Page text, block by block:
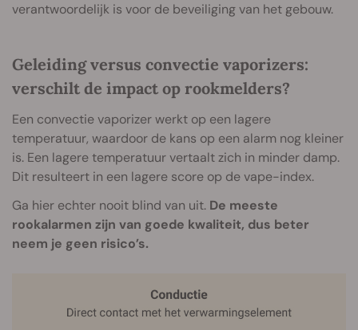
verantwoordelijk is voor de beveiliging van het gebouw.
Geleiding versus convectie vaporizers:
verschilt de impact op rookmelders?
Een convectie vaporizer werkt op een lagere
temperatuur, waardoor de kans op een alarm nog kleiner
is. Een lagere temperatuur vertaalt zich in minder damp.
Dit resulteert in een lagere score op de vape-index.
Ga hier echter nooit blind van uit. De meeste
rookalarmen zijn van goede kwaliteit, dus beter
neem je geen risico’s.